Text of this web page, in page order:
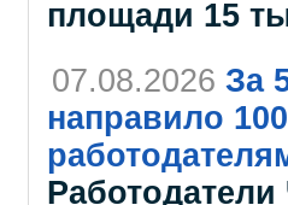
площади 15
07.08.2026 За
направило